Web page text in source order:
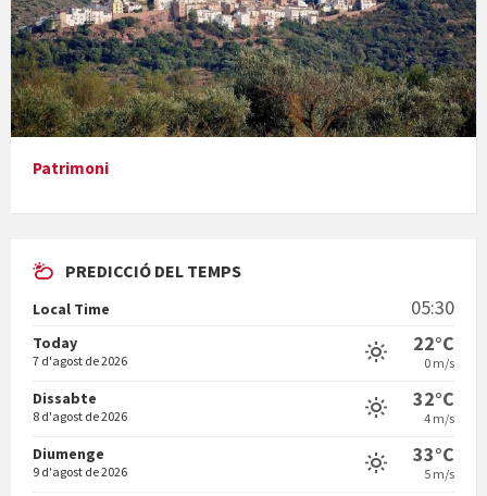
Presentació del llibre &quot;La mare&quot;, d'Emma Zafon
En Bum
Vermuts a la Font. Hit parit
Patrimoni
PREDICCIÓ DEL TEMPS
Local Time 05:30
Today
7 d'agost de 2026
22°C
0 m/s
Dissabte
8 d'agost de 2026
32°C
4 m/s
Diumenge
9 d'agost de 2026
33°C
5 m/s